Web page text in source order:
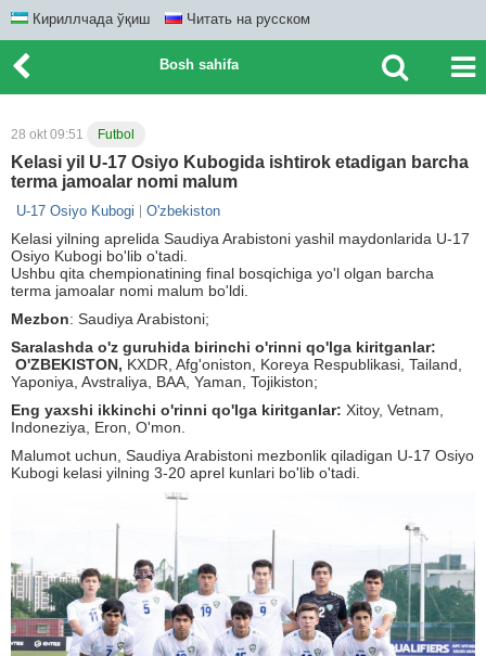
Кириллчада ўқиш Читать на русском
Bosh sahifa
28 okt 09:51 Futbol
Kelasi yil U-17 Osiyo Kubogida ishtirok etadigan barcha
terma jamoalar nomi malum
U-17 Osiyo Kubogi O'zbekiston
Kelasi yilning aprelida Saudiya Arabistoni yashil maydonlarida U-17
Osiyo Kubogi bo'lib o'tadi.
Ushbu qita chempionatining final bosqichiga yo'l olgan barcha
terma jamoalar nomi malum bo'ldi.
Mezbon: Saudiya Arabistoni;
Saralashda o'z guruhida birinchi o'rinni qo'lga kiritganlar:
O'ZBEKISTON, KXDR, Afg'oniston, Koreya Respublikasi, Tailand,
Yaponiya, Avstraliya, BAA, Yaman, Tojikiston;
Eng yaxshi ikkinchi o'rinni qo'lga kiritganlar: Xitoy, Vetnam,
Indoneziya, Eron, O'mon.
Malumot uchun, Saudiya Arabistoni mezbonlik qiladigan U-17 Osiyo
Kubogi kelasi yilning 3-20 aprel kunlari bo'lib o'tadi.